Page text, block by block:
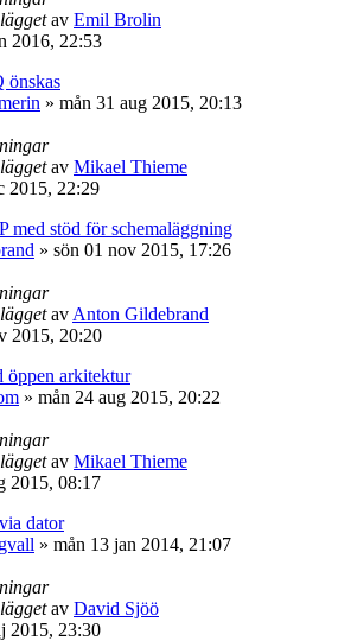
av Emil Brolin
2016, 22:53
önskas
» mån 31 aug 2015, 20:13
av Mikael Thieme
2015, 22:29
med stöd för schemaläggning
» sön 01 nov 2015, 17:26
av Anton Gildebrand
2015, 20:20
öppen arkitektur
» mån 24 aug 2015, 20:22
av Mikael Thieme
2015, 08:17
dator
» mån 13 jan 2014, 21:07
av David Sjöö
2015, 23:30